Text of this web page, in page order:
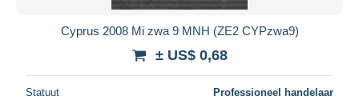
Cyprus 2008 Mi zwa 9 MNH (ZE2 CYPzwa9)
± US$ 0,68
Statuut Professioneel handelaar